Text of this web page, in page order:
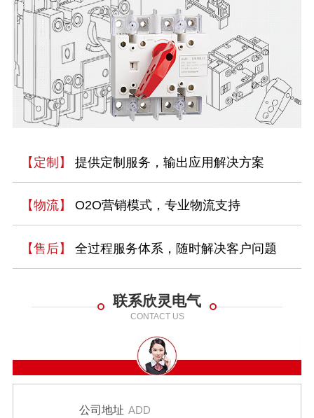
【定制】 提供定制服务，输出应用解决方案
【物流】 O2O营销模式，专业物流支持
【售后】 全过程服务体系，随时解决客户问题
联系欣灵电气
CONTACT US
公司地址 ADD